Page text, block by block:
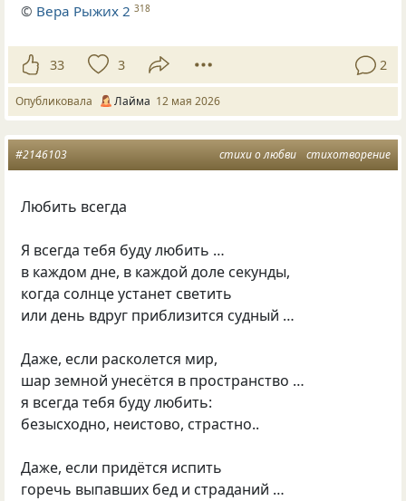
© Вера Рыжих 2 318
33 3 2
Опубликовала Лайма 12 мая 2026
стихи о любви стихотворение
#2146103
Любить всегда
Я всегда тебя буду любить …
в каждом дне, в каждой доле секунды,
когда солнце устанет светить
или день вдруг приблизится судный …
Даже, если расколется мир,
шар земной унесётся в пространство …
я всегда тебя буду любить:
безысходно, неистово, страстно..
Даже, если придётся испить
горечь выпавших бед и страданий …